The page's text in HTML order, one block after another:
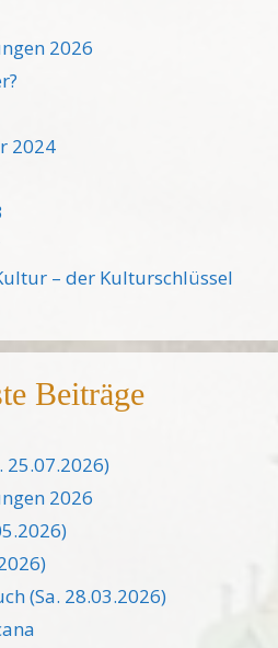
2026
2024
– der Kulturschlüssel
Beiträge
25.07.2026)
2026
(Sa. 28.03.2026)